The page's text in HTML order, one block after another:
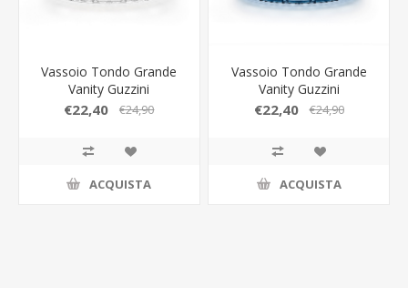
Vassoio Tondo Grande
Vanity Guzzini
€22,40 €24,90
ACQUISTA
Vassoio Tondo Grande
Vanity Guzzini
€22,40 €24,90
ACQUISTA